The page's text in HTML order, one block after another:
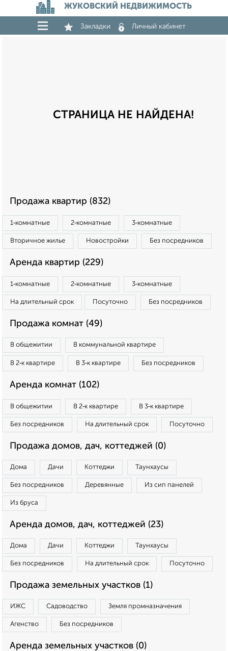
ЖУКОВСКИЙ НЕДВИЖИМОСТЬ
Закладки Личный кабинет
СТРАНИЦА НЕ НАЙДЕНА!
Продажа квартир (832)
1‑комнатные 2‑комнатные 3‑комнатные
Вторичное жилье Новостройки Без посредников
Аренда квартир (229)
1‑комнатные 2‑комнатные 3‑комнатные
На длительный срок Посуточно Без посредников
Продажа комнат (49)
В общежитии В коммунальной квартире
В 2‑к квартире В 3‑к квартире Без посредников
Аренда комнат (102)
В общежитии В 2‑к квартире В 3‑к квартире
Без посредников На длительный срок Посуточно
Продажа домов, дач, коттеджей (0)
Дома Дачи Коттеджи Таунхаусы
Без посредников Деревянные Из сип панелей
Из бруса
Аренда домов, дач, коттеджей (23)
Дома Дачи Коттеджи Таунхаусы
Без посредников На длительный срок Посуточно
Продажа земельных участков (1)
ИЖС Садоводство Земля промназначения
Агенство Без посредников
Аренда земельных участков (0)